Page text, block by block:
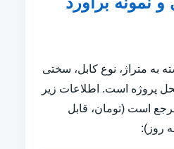
به متراژ، نوع کابل، سختی
پروژه است. اطلاعات زیر
است (تومان، قابل
روز):